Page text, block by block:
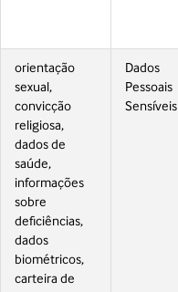
orientação
sexual,
convicção
religiosa,
dados de
saúde,
informações
sobre
deficiências,
dados
biométricos,
carteira de
Dados
Pessoais
Sensíveis